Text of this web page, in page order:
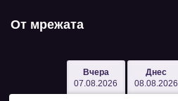
От мрежата
Вчера
07.08.2026
Днес
08.08.2026